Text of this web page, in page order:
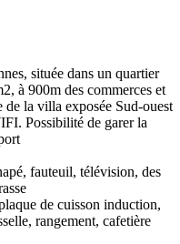
située dans un quartier
à 900m des commerces et
de la villa exposée Sud-ouest
Possibilité de garer la
fauteuil, télévision, des
de cuisson induction,
rangement, cafetière